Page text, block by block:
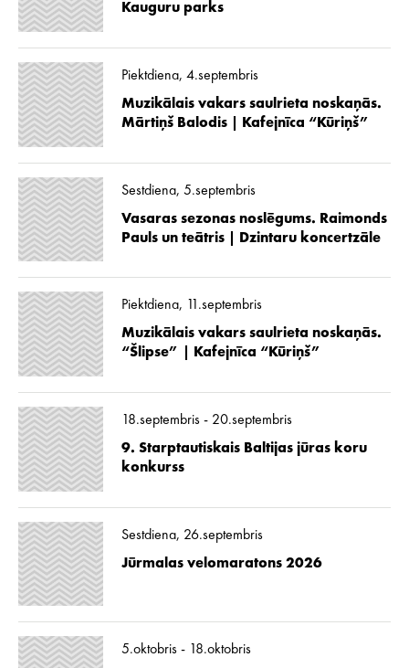
Kauguru parks
Piektdiena, 4.septembris
Muzikālais vakars saulrieta noskaņās.
Mārtiņš Balodis | Kafejnīca “Kūriņš”
Sestdiena, 5.septembris
Vasaras sezonas noslēgums. Raimonds
Pauls un teātris | Dzintaru koncertzāle
Piektdiena, 11.septembris
Muzikālais vakars saulrieta noskaņās.
“Šlipse” | Kafejnīca “Kūriņš”
18.septembris - 20.septembris
9. Starptautiskais Baltijas jūras koru
konkurss
Sestdiena, 26.septembris
Jūrmalas velomaratons 2026
5.oktobris - 18.oktobris